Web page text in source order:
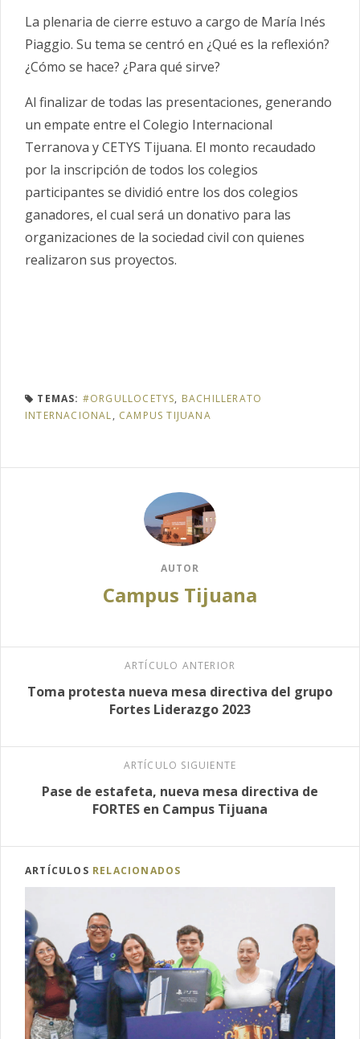
La plenaria de cierre estuvo a cargo de María Inés
Piaggio. Su tema se centró en ¿Qué es la reflexión?
¿Cómo se hace? ¿Para qué sirve?
Al finalizar de todas las presentaciones, generando
un empate entre el Colegio Internacional
Terranova y CETYS Tijuana. El monto recaudado
por la inscripción de todos los colegios
participantes se dividió entre los dos colegios
ganadores, el cual será un donativo para las
organizaciones de la sociedad civil con quienes
realizaron sus proyectos.
TEMAS: #ORGULLOCETYS, BACHILLERATO
INTERNACIONAL, CAMPUS TIJUANA
AUTOR
Campus Tijuana
ARTÍCULO ANTERIOR
Toma protesta nueva mesa directiva del grupo
Fortes Liderazgo 2023
ARTÍCULO SIGUIENTE
Pase de estafeta, nueva mesa directiva de
FORTES en Campus Tijuana
ARTÍCULOS RELACIONADOS